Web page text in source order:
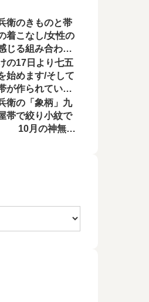
衛のきものと帯
着こなし/女性の
じる組み合わに
れる
の17日より七五
始めます/そして
が作られてい状
を漏らす
衛の「象柄」九
帯で絞り小紋で
10月の神無月